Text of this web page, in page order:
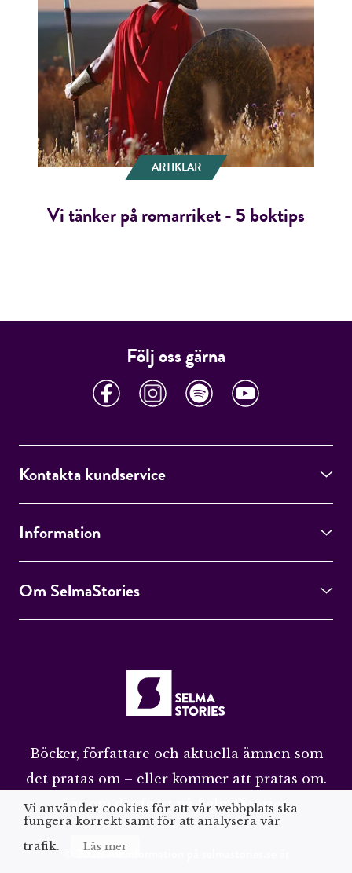
ARTIKLAR
Vi tänker på romarriket - 5 boktips
Följ oss gärna
Kontakta kundservice
Information
Om SelmaStories
Böcker, författare och aktuella ämnen som
det pratas om – eller kommer att pratas om.
Läs om det först på SelmaStories.
© 2026 All information på selmastories.se är
Vi använder cookies för att vår webbplats ska
fungera korrekt samt för att analysera vår
trafik.
Läs mer